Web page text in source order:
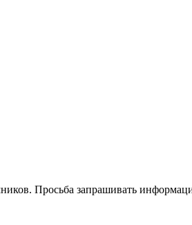
Просьба запрашивать